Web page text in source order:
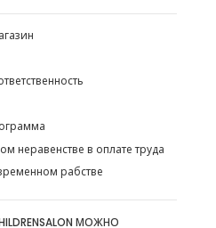
неравенстве в оплате труда
рабстве
МОЖНО